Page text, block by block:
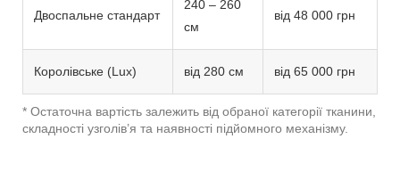
Двоспальне стандарт
240 – 260
см
від 48 000 грн
Королівське (Lux) від 280 см від 65 000 грн
* Остаточна вартість залежить від обраної категорії тканини,
складності узголів’я та наявності підйомного механізму.